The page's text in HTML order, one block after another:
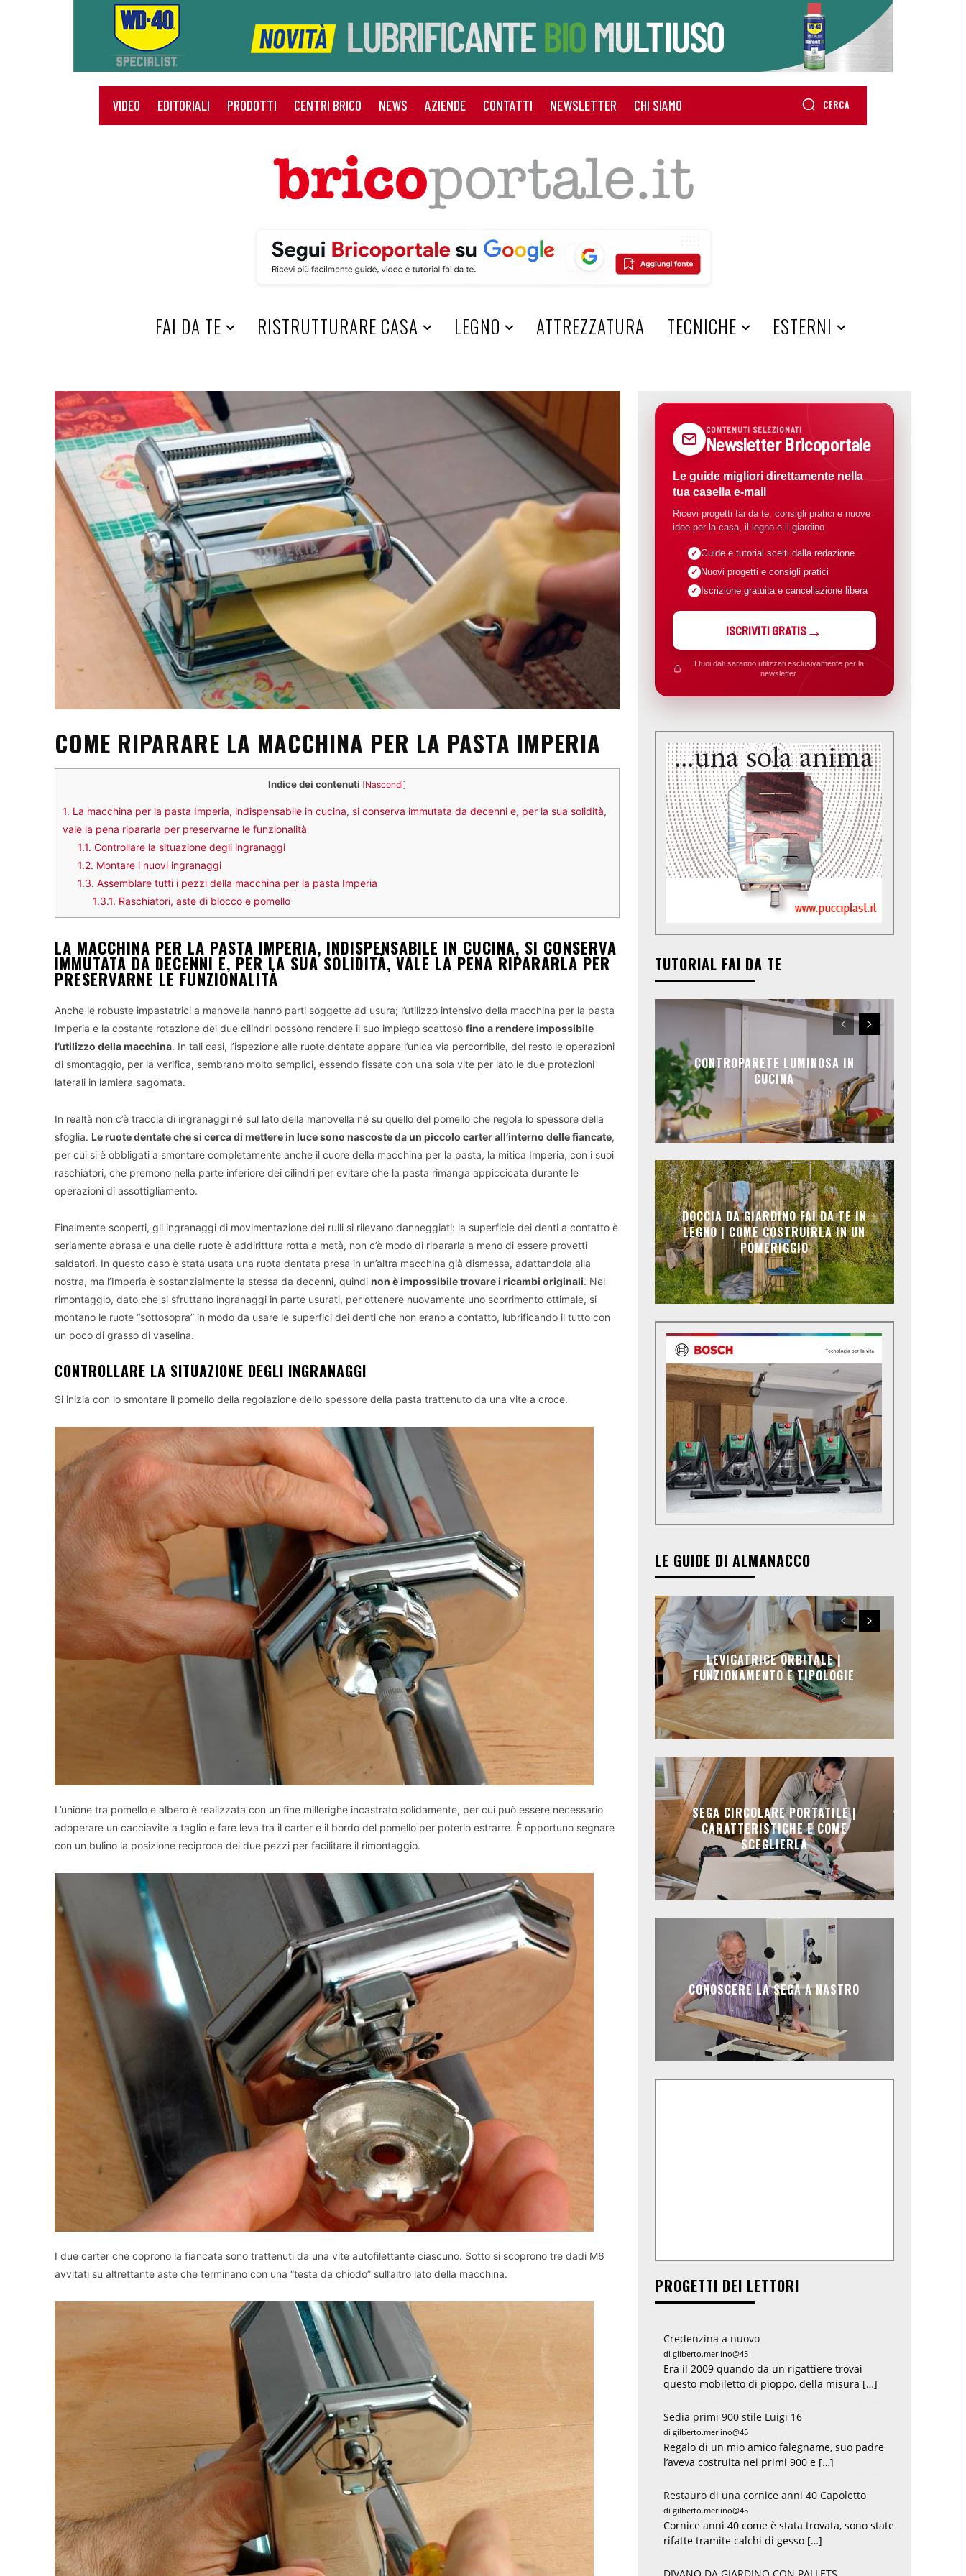
VIDEO EDITORIALI PRODOTTI CENTRI BRICO NEWS AZIENDE CONTATTI NEWSLETTER CHI SIAMO CERCA
HOME
FAI DA TE RISTRUTTURARE CASA LEGNO ATTREZZATURA TECNICHE ESTERNI
COME RIPARARE LA MACCHINA PER LA PASTA IMPERIA
Indice dei contenuti [Nascondi]
1. La macchina per la pasta Imperia, indispensabile in cucina, si conserva immutata da decenni e, per la sua solidità,
vale la pena ripararla per preservarne le funzionalità
1.1. Controllare la situazione degli ingranaggi
1.2. Montare i nuovi ingranaggi
1.3. Assemblare tutti i pezzi della macchina per la pasta Imperia
1.3.1. Raschiatori, aste di blocco e pomello
LA MACCHINA PER LA PASTA IMPERIA, INDISPENSABILE IN CUCINA, SI CONSERVA
IMMUTATA DA DECENNI E, PER LA SUA SOLIDITÀ, VALE LA PENA RIPARARLA PER
PRESERVARNE LE FUNZIONALITÀ
Anche le robuste impastatrici a manovella hanno parti soggette ad usura; l’utilizzo intensivo della macchina per la pasta
Imperia e la costante rotazione dei due cilindri possono rendere il suo impiego scattoso fino a rendere impossibile
l’utilizzo della macchina. In tali casi, l’ispezione alle ruote dentate appare l’unica via percorribile, del resto le operazioni
di smontaggio, per la verifica, sembrano molto semplici, essendo fissate con una sola vite per lato le due protezioni
laterali in lamiera sagomata.
In realtà non c’è traccia di ingranaggi né sul lato della manovella né su quello del pomello che regola lo spessore della
sfoglia. Le ruote dentate che si cerca di mettere in luce sono nascoste da un piccolo carter all’interno delle fiancate,
per cui si è obbligati a smontare completamente anche il cuore della macchina per la pasta, la mitica Imperia, con i suoi
raschiatori, che premono nella parte inferiore dei cilindri per evitare che la pasta rimanga appiccicata durante le
operazioni di assottigliamento.
Finalmente scoperti, gli ingranaggi di movimentazione dei rulli si rilevano danneggiati: la superficie dei denti a contatto è
seriamente abrasa e una delle ruote è addirittura rotta a metà, non c’è modo di ripararla a meno di essere provetti
saldatori. In questo caso è stata usata una ruota dentata presa in un’altra macchina già dismessa, adattandola alla
nostra, ma l’Imperia è sostanzialmente la stessa da decenni, quindi non è impossibile trovare i ricambi originali. Nel
rimontaggio, dato che si sfruttano ingranaggi in parte usurati, per ottenere nuovamente uno scorrimento ottimale, si
montano le ruote “sottosopra” in modo da usare le superfici dei denti che non erano a contatto, lubrificando il tutto con
un poco di grasso di vaselina.
CONTROLLARE LA SITUAZIONE DEGLI INGRANAGGI
Si inizia con lo smontare il pomello della regolazione dello spessore della pasta trattenuto da una vite a croce.
L’unione tra pomello e albero è realizzata con un fine millerighe incastrato solidamente, per cui può essere necessario
adoperare un cacciavite a taglio e fare leva tra il carter e il bordo del pomello per poterlo estrarre. È opportuno segnare
con un bulino la posizione reciproca dei due pezzi per facilitare il rimontaggio.
I due carter che coprono la fiancata sono trattenuti da una vite autofilettante ciascuno. Sotto si scoprono tre dadi M6
avvitati su altrettante aste che terminano con una “testa da chiodo” sull’altro lato della macchina.
CONTENUTI SELEZIONATI
Newsletter Bricoportale
Le guide migliori direttamente nella
tua casella e-mail
Ricevi progetti fai da te, consigli pratici e nuove
idee per la casa, il legno e il giardino.
Guide e tutorial scelti dalla redazione
Nuovi progetti e consigli pratici
Iscrizione gratuita e cancellazione libera
ISCRIVITI GRATIS
I tuoi dati saranno utilizzati esclusivamente per la
newsletter.
TUTORIAL FAI DA TE
CONTROPARETE LUMINOSA IN
CUCINA
DOCCIA DA GIARDINO FAI DA TE IN
LEGNO | COME COSTRUIRLA IN UN
POMERIGGIO
LE GUIDE DI ALMANACCO
LEVIGATRICE ORBITALE |
FUNZIONAMENTO E TIPOLOGIE
SEGA CIRCOLARE PORTATILE |
CARATTERISTICHE E COME
SCEGLIERLA
CONOSCERE LA SEGA A NASTRO
PROGETTI DEI LETTORI
Credenzina a nuovo
di gilberto.merlino@45
Era il 2009 quando da un rigattiere trovai
questo mobiletto di pioppo, della misura […]
Sedia primi 900 stile Luigi 16
di gilberto.merlino@45
Regalo di un mio amico falegname, suo padre
l’aveva costruita nei primi 900 e […]
Restauro di una cornice anni 40 Capoletto
di gilberto.merlino@45
Cornice anni 40 come è stata trovata, sono state
rifatte tramite calchi di gesso […]